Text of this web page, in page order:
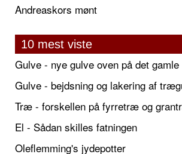
Andreaskors mønt
10 mest viste
Gulve - nye gulve oven på det gamle
Gulve - bejdsning og lakering af
Træ - forskellen på fyrretræ og
El - Sådan skilles fatningen
Oleflemming's jydepotter